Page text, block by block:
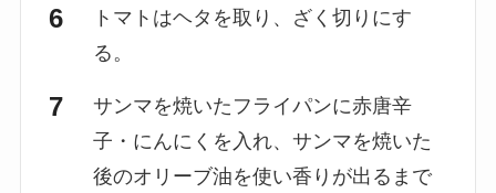
トマトはヘタを取り、ざく切りにす
る。
サンマを焼いたフライパンに赤唐辛
子・にんにくを入れ、サンマを焼いた
後のオリーブ油を使い香りが出るまで